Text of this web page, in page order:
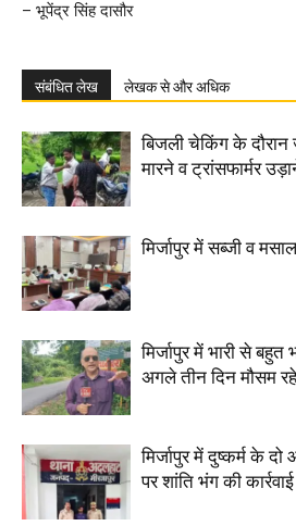
– भूपेंद्र सिंह दासौर
संबंधित लेख लेखक से और अधिक
बिजली चेकिंग के
मारने व ट्रांसफार्मर
मिर्जापुर में सब्जी व
मिर्जापुर में भारी से
अगले तीन दिन मौसम
मिर्जापुर में दुष्कर्म के दो
पर शांति भंग की कार्रवाई